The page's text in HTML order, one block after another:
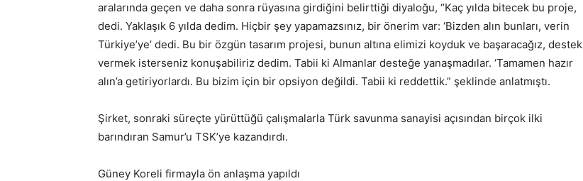
aralarında geçen ve daha sonra rüyasına girdiğini belirttiği diyaloğu, “Kaç yılda bitecek bu proje,
dedi. Yaklaşık 6 yılda dedim. Hiçbir şey yapamazsınız, bir önerim var: ‘Bizden alın bunları, verin
Türkiye’ye’ dedi. Bu bir özgün tasarım projesi, bunun altına elimizi koyduk ve başaracağız, destek
vermek isterseniz konuşabiliriz dedim. Tabii ki Almanlar desteğe yanaşmadılar. ‘Tamamen hazır
alın’a getiriyorlardı. Bu bizim için bir opsiyon değildi. Tabii ki reddettik.” şeklinde anlatmıştı.
Şirket, sonraki süreçte yürüttüğü çalışmalarla Türk savunma sanayisi açısından birçok ilki
barındıran Samur’u TSK’ye kazandırdı.
Güney Koreli firmayla ön anlaşma yapıldı